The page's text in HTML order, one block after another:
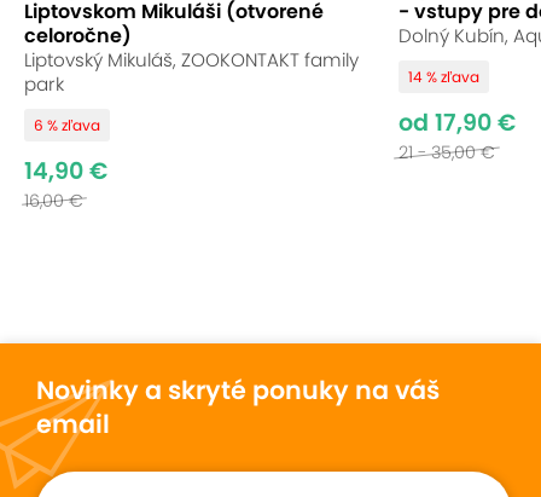
Liptovskom Mikuláši (otvorené
celoročne)
Liptovský Mikuláš, ZOOKONTAKT family
park
6 % zľava
14,90 €
16,00 €
- vstupy pre
Dolný Kubín,
14 % zľava
od 17,90 €
21 - 35,00 €
Novinky a skryté ponuky na váš
email